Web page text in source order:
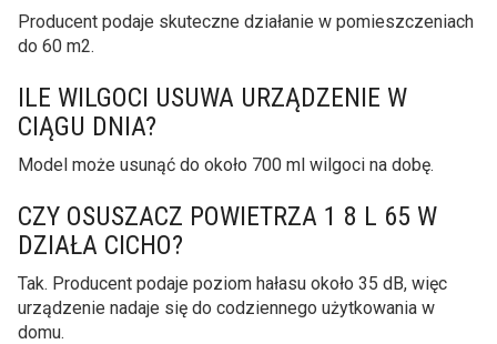
Producent podaje skuteczne działanie w pomieszczeniach
do 60 m2.
ILE WILGOCI USUWA URZĄDZENIE W
CIĄGU DNIA?
Model może usunąć do około 700 ml wilgoci na dobę.
CZY OSUSZACZ POWIETRZA 1 8 L 65 W
DZIAŁA CICHO?
Tak. Producent podaje poziom hałasu około 35 dB, więc
urządzenie nadaje się do codziennego użytkowania w
domu.